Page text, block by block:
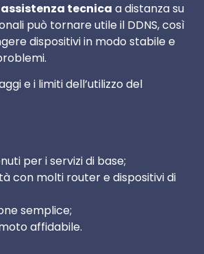
assistenza tecnica a distanza su
può tornare utile il DDNS, così
dispositivi in modo stabile e
e i limiti dell’utilizzo del
per i servizi di base;
con molti router e dispositivi di
semplice;
affidabile.